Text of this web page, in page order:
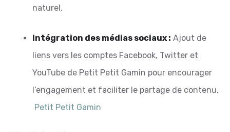
naturel.
Intégration des médias sociaux : Ajout de
liens vers les comptes Facebook, Twitter et
YouTube de Petit Petit Gamin pour encourager
l’engagement et faciliter le partage de contenu.
Petit Petit Gamin